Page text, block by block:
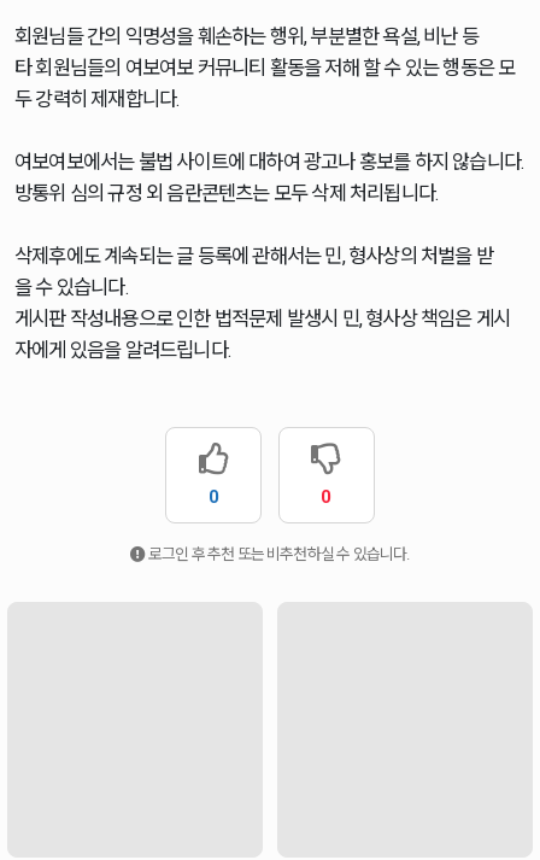
회원님들 간의 익명성을 훼손하는 행위, 부분별한 욕설, 비난 등
타 회원님들의 여보여보 커뮤니티 활동을 저해 할 수 있는 행동은 모
두 강력히 제재합니다.
여보여보에서는 불법 사이트에 대하여 광고나 홍보를 하지 않습니다.
방통위 심의 규정 외 음란콘텐츠는 모두 삭제 처리됩니다.
삭제후에도 계속되는 글 등록에 관해서는 민, 형사상의 처벌을 받
을 수 있습니다.
게시판 작성내용으로 인한 법적문제 발생시 민, 형사상 책임은 게시
자에게 있음을 알려드립니다.
0 0
로그인 후 추천 또는 비추천하실 수 있습니다.